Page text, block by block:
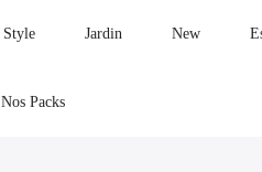
Style Jardin New
Nos Packs